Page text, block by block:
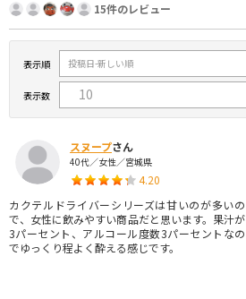
15件のレビュー
表示順
表示数
スヌープさん
40代／女性／宮城県
4.20
カクテルドライバーシリーズは甘いのが多いの
で、女性に飲みやすい商品だと思います。果汁が
3パーセント、アルコール度数3パーセントなの
でゆっくり程よく酔える感じです。